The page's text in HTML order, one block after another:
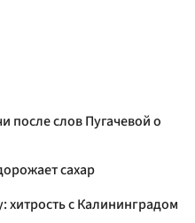
после слов Пугачевой о
сахар
хитрость с Калининградом